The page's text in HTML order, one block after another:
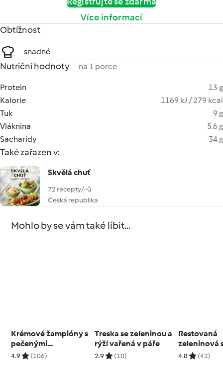
Více informací
Obtížnost
snadné
Nutriční hodnoty na 1 porce
Protein
13 g
Kalorie
1169 kJ / 279 kcal
Tuk
9 g
Vláknina
5.6 g
Sacharidy
34 g
Také zařazen v:
Skvělá chuť
72 recepty/-ů
Česká republika
Mohlo by se vám také líbit...
Krémové žampióny s
pečenými
bramborami
4.9 (106)
Treska se zeleninou a
rýží vařená v páře
2.9 (10)
Restovaná
zeleninová
4.8 (42)